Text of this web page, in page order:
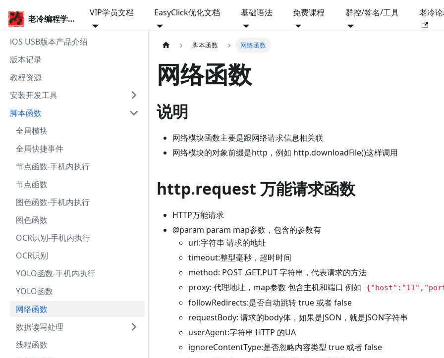
老冷编程学院
VIP学员文档 EasyClick优化文档 基础语法 免费课程 群控/签名/工具 老冷
iOS USB版本产品介绍
版本记录
教程资源
安装开发工具
脚本函数
全局模块
全局快捷事件
节点函数-手机内执行
节点函数
图色函数-手机内执行
图色函数
OCR识别-手机内执行
OCR识别
YOLO函数-手机内执行
YOLO函数
网络函数
数据读写处理
线程函数
脚本函数 网络函数
网络函数
说明
网络模块函数主要是跟网络请求信息相关联
网络模块的对象前缀是http，例如 http.downloadFile()这样调用
http.request 万能请求函数
HTTP万能请求
@param param map参数，包含的参数有
url:字符串 请求的地址
timeout:整型毫秒，超时时间
method: POST ,GET,PUT 字符串，代表请求的方法
proxy: 代理地址，map参数 包含主机和端口 例如
followRedirects:是否自动跳转 true 或者 false
requestBody: 请求的body体，如果是JSON，就是JSON字符串
userAgent:字符串 HTTP 的UA
ignoreContentType:是否忽略内容类型 true 或者 false